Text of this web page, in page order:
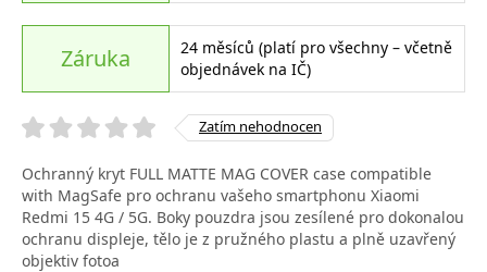
Záruka
24 měsíců (platí pro všechny – včetně
objednávek na IČ)
Zatím nehodnocen
Ochranný kryt FULL MATTE MAG COVER case compatible
with MagSafe pro ochranu vašeho smartphonu Xiaomi
Redmi 15 4G / 5G. Boky pouzdra jsou zesílené pro dokonalou
ochranu displeje, tělo je z pružného plastu a plně uzavřený
objektiv fotoa